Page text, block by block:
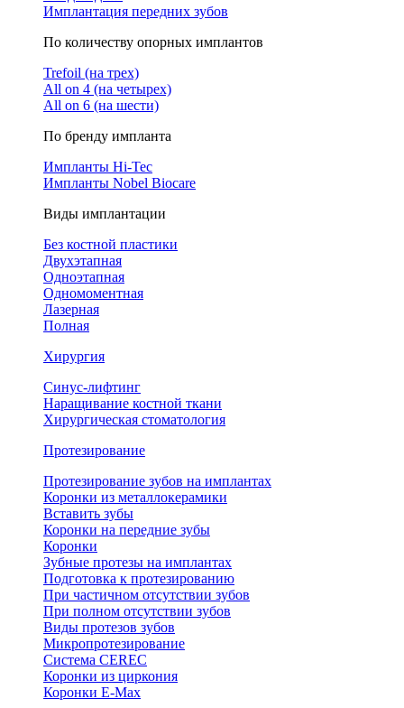
Имплантация передних зубов
По количеству опорных имплантов
Trefoil (на трех)
All on 4 (на четырех)
All on 6 (на шести)
По бренду импланта
Импланты Hi-Tec
Импланты Nobel Biocare
Виды имплантации
Без костной пластики
Двухэтапная
Одноэтапная
Одномоментная
Лазерная
Полная
Хирургия
Синус-лифтинг
Наращивание костной ткани
Хирургическая стоматология
Протезирование
Протезирование зубов на имплантах
Коронки из металлокерамики
Вставить зубы
Коронки на передние зубы
Коронки
Зубные протезы на имплантах
Подготовка к протезированию
При частичном отсутствии зубов
При полном отсутствии зубов
Виды протезов зубов
Микропротезирование
Система CEREC
Коронки из циркония
Коронки E-Max